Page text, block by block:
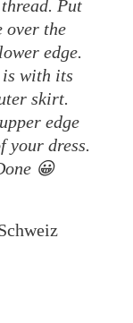
Put
over the
edge.
with its
skirt.
edge
your dress.
😀